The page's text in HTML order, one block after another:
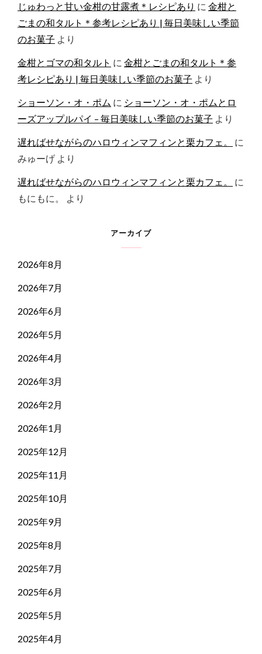
じゅわっと甘い金柑の甘露煮＊レシピあり に 金柑と
ごまの和タルト＊参考レシピあり | 毎日美味しい季節
のお菓子 より
金柑とゴマの和タルト に 金柑とごまの和タルト＊参
考レシピあり | 毎日美味しい季節のお菓子 より
ショーソン・オ・ポム に ショーソン・オ・ポムとロ
ーズアップルパイ – 毎日美味しい季節のお菓子 より
遅ればせながらのハロウィンマフィンと栗カフェ。
に
みゅーげ より
遅ればせながらのハロウィンマフィンと栗カフェ。
に
もにもに。
より
アーカイブ
2026年8月
2026年7月
2026年6月
2026年5月
2026年4月
2026年3月
2026年2月
2026年1月
2025年12月
2025年11月
2025年10月
2025年9月
2025年8月
2025年7月
2025年6月
2025年5月
2025年4月